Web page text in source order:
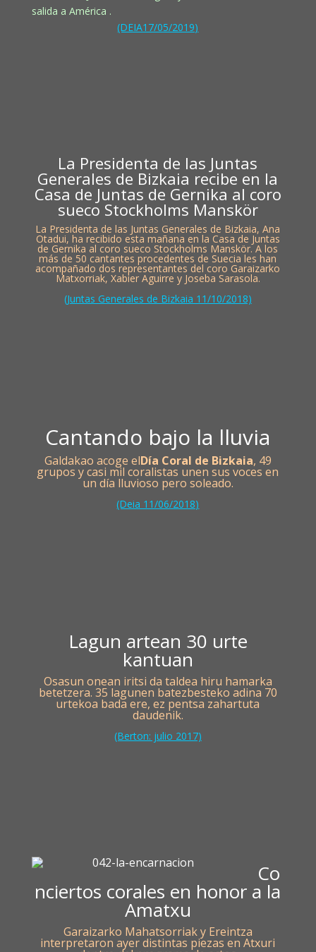
salida a América .
(DEIA17/05/2019)
La Presidenta de las Juntas
Generales de Bizkaia recibe en la
Casa de Juntas de Gernika al coro
sueco Stockholms Manskör
La Presidenta de las Juntas Generales de Bizkaia, Ana
Otadui, ha recibido esta mañana en la Casa de Juntas
de Gernika al coro sueco Stockholms Manskör. A los
más de 50 cantantes procedentes de Suecia les han
acompañado dos representantes del coro Garaizarko
Matxorriak, Xabier Aguirre y Joseba Sarasola.
(Juntas Generales de Bizkaia 11/10/2018)
Cantando bajo la lluvia
Galdakao acoge elDía Coral de Bizkaia, 49
grupos y casi mil coralistas unen sus voces en
un día lluvioso pero soleado.
(Deia 11/06/2018)
Lagun artean 30 urte
kantuan
Osasun onean iritsi da taldea hiru hamarka
betetzera. 35 lagunen batezbesteko adina 70
urtekoa bada ere, ez pentsa zahartuta
daudenik.
(Berton: julio 2017)
Co
nciertos corales en honor a la
Amatxu
Garaizarko Mahatsorriak y Ereintza
interpretaron ayer distintas piezas en Atxuri